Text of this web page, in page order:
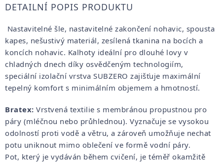
DETAILNÍ POPIS PRODUKTU
Nastavitelné šle, nastavitelné zakončení nohavic, spousta
kapes, nešustivý materiál, zesílená tkanina na bocích a
koncích nohavic. Kalhoty ideální pro dlouhé lovy v
chladných dnech díky osvědčeným technologiím,
speciální izolační vrstva SUBZERO zajišťuje maximální
tepelný komfort s minimálním objemem a hmotností.
Bratex: Vrstvená textilie s membránou propustnou pro
páry (mléčnou nebo průhlednou). Vyznačuje se vysokou
odolností proti vodě a větru, a zároveň umožňuje nechat
potu uniknout mimo oblečení ve formě vodní páry.
Pot, který je vydáván během cvičení, je téměř okamžitě